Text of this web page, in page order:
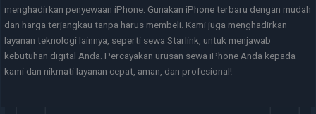
menghadirkan penyewaan iPhone. Gunakan iPhone terbaru dengan mudah
dan harga terjangkau tanpa harus membeli. Kami juga menghadirkan
layanan teknologi lainnya, seperti sewa Starlink, untuk menjawab
kebutuhan digital Anda. Percayakan urusan sewa iPhone Anda kepada
kami dan nikmati layanan cepat, aman, dan profesional!